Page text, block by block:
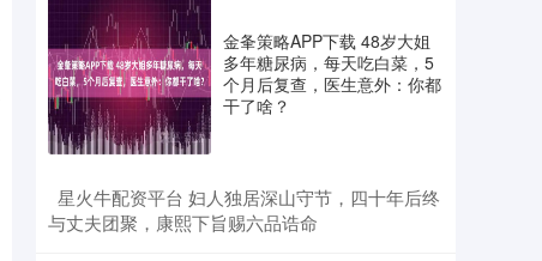
金夆策略APP下载 48岁大姐
多年糖尿病，每天吃白菜，5
个月后复查，医生意外：你都
干了啥？
​星火牛配资平台 妇人独居深山守节，四十年后终
与丈夫团聚，康熙下旨赐六品诰命